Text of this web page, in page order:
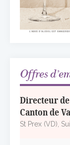
Offres
Directeur
Canton de
St Prex (VD),